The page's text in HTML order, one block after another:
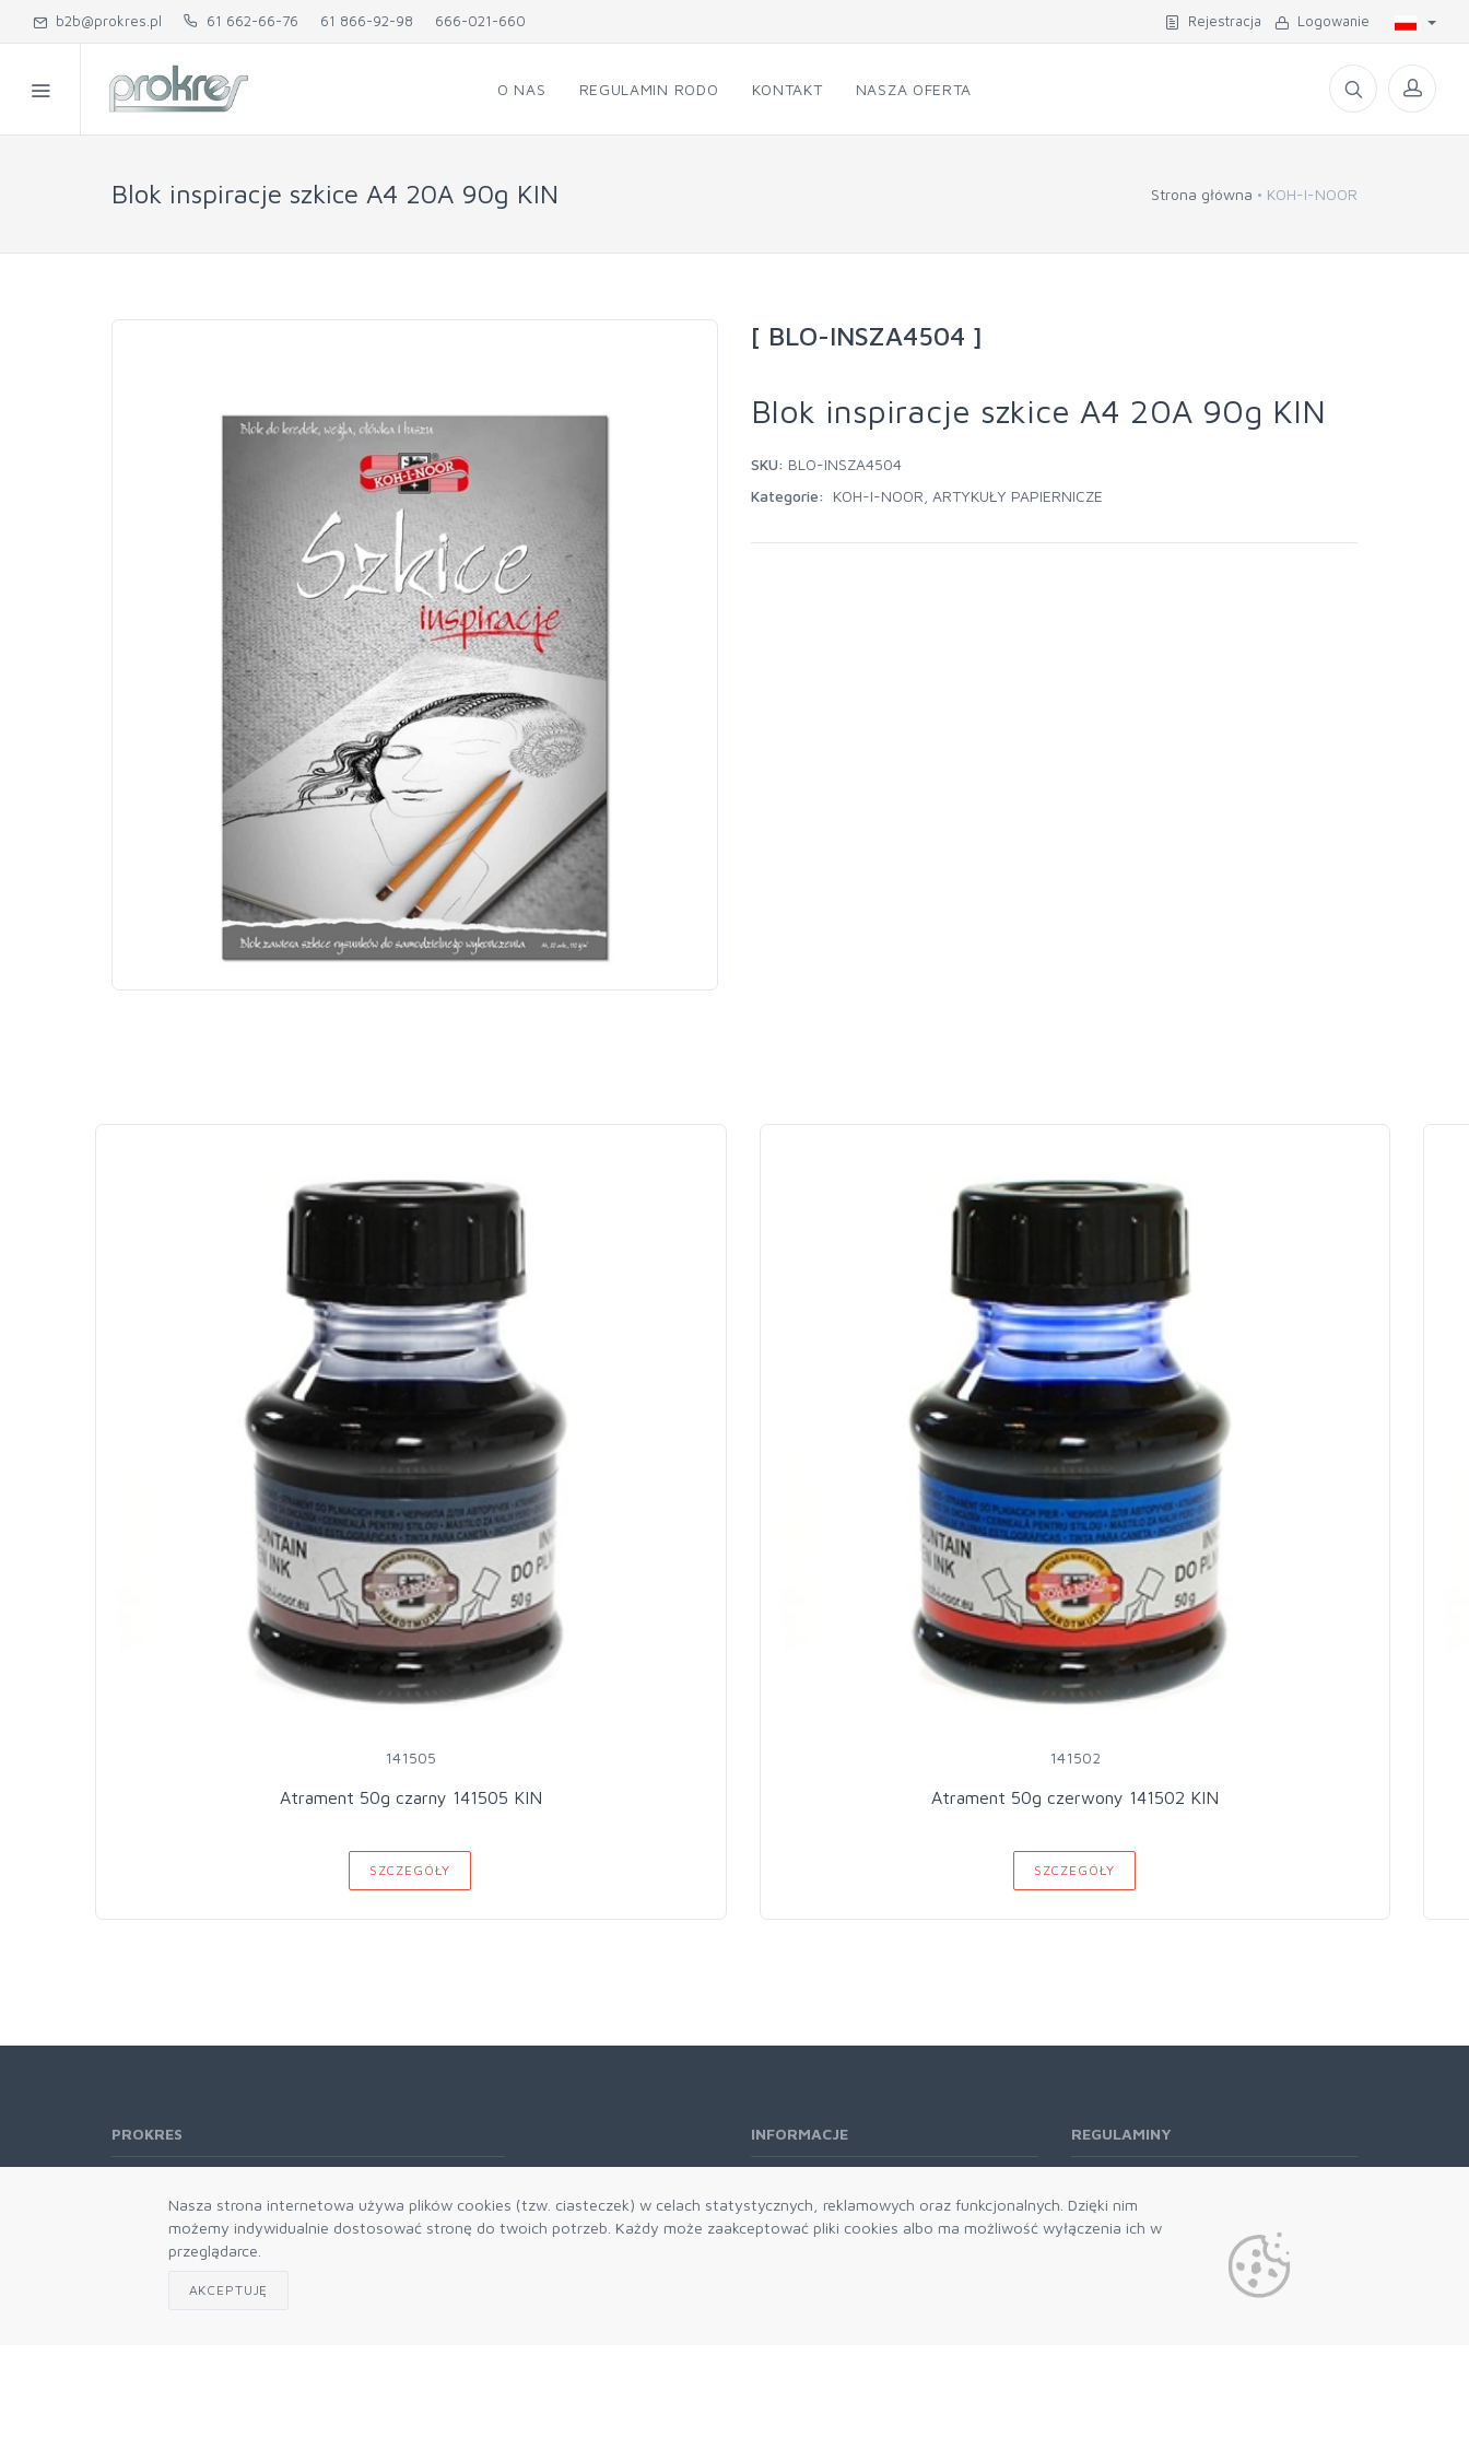
Nasza strona internetowa używa plików cookies (tzw. ciasteczek) w celach statystycznych, reklamowych oraz funkcjonalnych. Dzięki nim
możemy indywidualnie dostosować stronę do twoich potrzeb. Każdy może zaakceptować pliki cookies albo ma możliwość wyłączenia ich w
przeglądarce.
AKCEPTUJĘ
b2b@prokres.pl 61 662-66-76 61 866-92-98 666-021-660 Rejestracja Logowanie
O NAS REGULAMIN RODO KONTAKT NASZA OFERTA
Blok inspiracje szkice A4 20A 90g KIN Strona główna KOH-I-NOOR
[ BLO-INSZA4504 ]
Blok inspiracje szkice A4 20A 90g KIN
SKU: BLO-INSZA4504
Kategorie:
KOH-I-NOOR ARTYKUŁY PAPIERNICZE
141505
Atrament 50g czarny 141505 KIN
SZCZEGÓŁY
141502
Atrament 50g czerwony 141502 KIN
SZCZEGÓŁY
PROKRES
61 866-92-98
666-021-660
Dział handlowy email: prokres@prokres.pl
INFORMACJE
Kontakt
REGULAMINY